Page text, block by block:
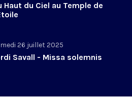
Haut du Ciel au Temple de
26 juillet 2025
Savall - Missa solemnis